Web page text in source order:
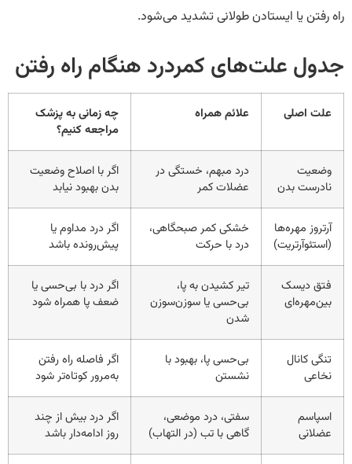
راه رفتن یا ایستادن طولانی تشدید می‌شود.
جدول علت‌های کمردرد هنگام راه رفتن
علت اصلی علائم همراه
چه زمانی به پزشک
مراجعه کنیم؟
وضعیت
نادرست بدن
درد مبهم، خستگی در
عضلات کمر
اگر با اصلاح وضعیت
بدن بهبود نیابد
آرتروز مهره‌ها
(استئوآرتریت)
خشکی کمر صبحگاهی،
درد با حرکت
اگر درد مداوم یا
پیش‌رونده باشد
فتق دیسک
بین‌مهره‌ای
تیر کشیدن به پا،
بی‌حسی یا سوزن‌سوزن
شدن
اگر درد با بی‌حسی یا
ضعف پا همراه شود
تنگی کانال
نخاعی
بی‌حسی پا، بهبود با
نشستن
اگر فاصله راه رفتن
به‌مرور کوتاه‌تر شود
اسپاسم
عضلانی
سفتی، درد موضعی،
گاهی با تب (در التهاب)
اگر درد بیش از چند
روز ادامه‌دار باشد